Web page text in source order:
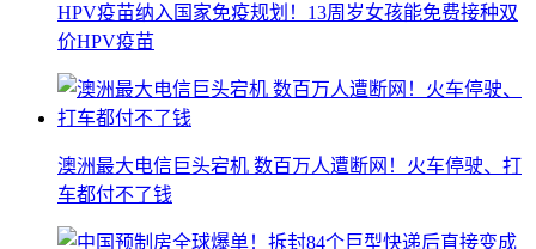
HPV疫苗纳入国家免疫规划！13周岁女孩能免费接种双
价HPV疫苗
澳洲最大电信巨头宕机 数百万人遭断网！火车停驶、打
车都付不了钱